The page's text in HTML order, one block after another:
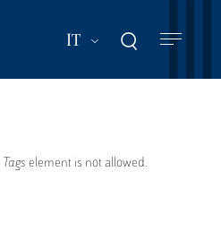
IT Mostra ulteriori
Tags element is not allowed.